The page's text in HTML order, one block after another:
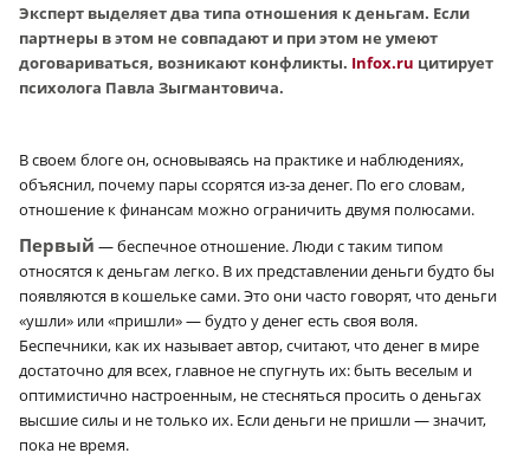
Эксперт выделяет два типа отношения к деньгам. Если
партнеры в этом не совпадают и при этом не умеют
договариваться, возникают конфликты. Infox.ru цитирует
психолога Павла Зыгмантовича.
В своем блоге он, основываясь на практике и наблюдениях,
объяснил, почему пары ссорятся из-за денег. По его словам,
отношение к финансам можно ограничить двумя полюсами.
Первый — беспечное отношение. Люди с таким типом
относятся к деньгам легко. В их представлении деньги будто бы
появляются в кошельке сами. Это они часто говорят, что деньги
«ушли» или «пришли» — будто у денег есть своя воля.
Беспечники, как их называет автор, считают, что денег в мире
достаточно для всех, главное не спугнуть их: быть веселым и
оптимистично настроенным, не стесняться просить о деньгах
высшие силы и не только их. Если деньги не пришли — значит,
пока не время.